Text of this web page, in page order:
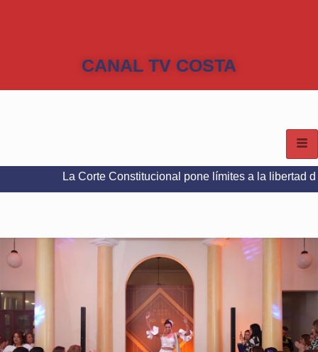
CANAL TV COSTA
Corte Constitucional pone límites a la libertad de